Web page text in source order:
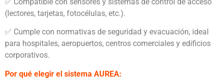
(lectores, tarjetas, fotocélulas, etc.).
✅ Cumple con normativas de seguridad y evacuación, ideal
para hospitales, aeropuertos, centros comerciales y edificios
corporativos.
Por qué elegir el sistema AUREA: